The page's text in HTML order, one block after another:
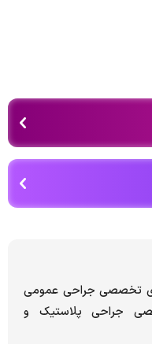
۱۳۷۳، دکترای تخصصی جراحی عمومی
جراحی پلاستیک و